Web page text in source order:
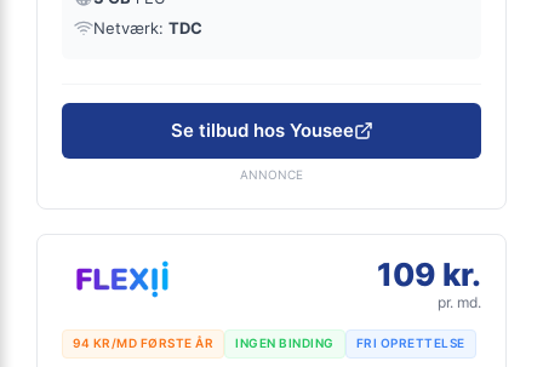
Netværk: TDC
Se tilbud hos Yousee
ANNONCE
109 kr.
pr. md.
94 KR/MD FØRSTE ÅR INGEN BINDING FRI OPRETTELSE